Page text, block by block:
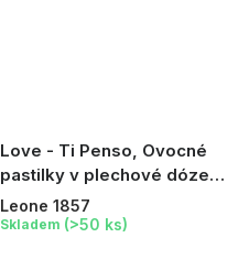
Love - Ti Penso, Ovocné
pastilky v plechové dóze,
30 g
Leone 1857
Skladem (>50 ks)